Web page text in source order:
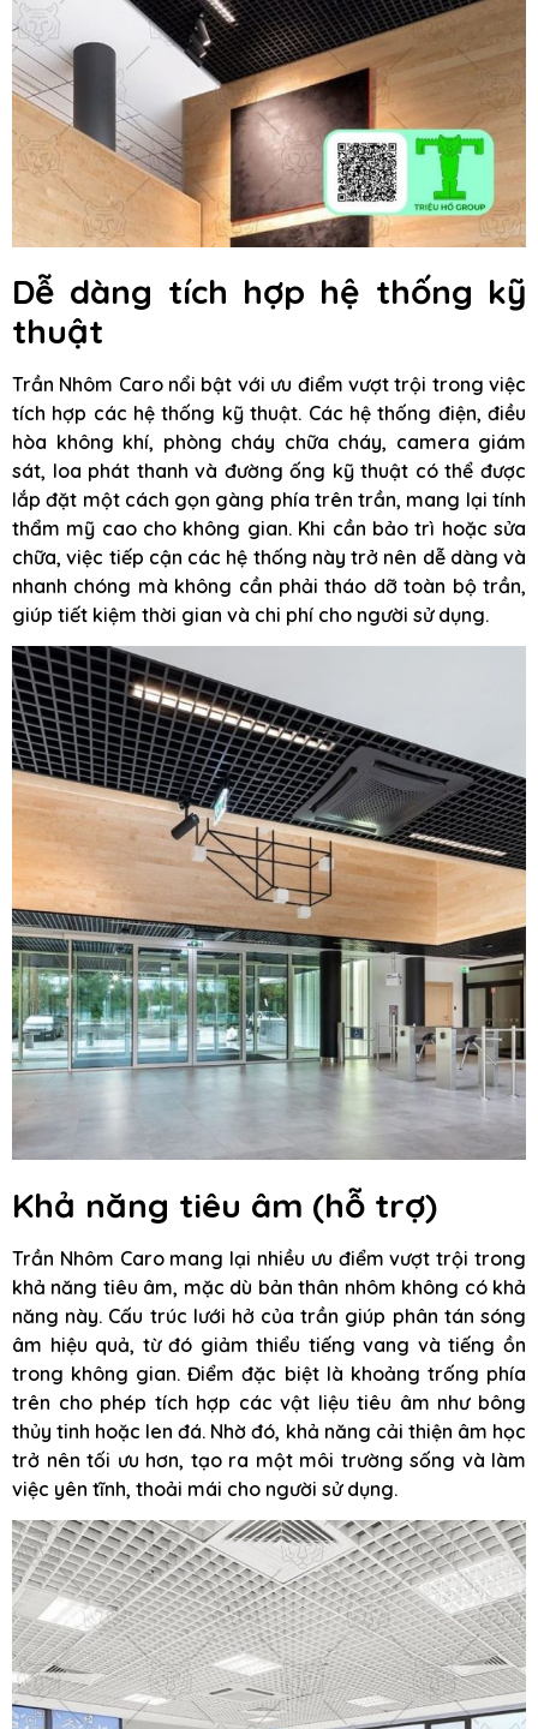
Dễ dàng tích hợp hệ thống kỹ
thuật
Trần Nhôm Caro nổi bật với ưu điểm vượt trội trong việc
tích hợp các hệ thống kỹ thuật. Các hệ thống điện, điều
hòa không khí, phòng cháy chữa cháy, camera giám
sát, loa phát thanh và đường ống kỹ thuật có thể được
lắp đặt một cách gọn gàng phía trên trần, mang lại tính
thẩm mỹ cao cho không gian. Khi cần bảo trì hoặc sửa
chữa, việc tiếp cận các hệ thống này trở nên dễ dàng và
nhanh chóng mà không cần phải tháo dỡ toàn bộ trần,
giúp tiết kiệm thời gian và chi phí cho người sử dụng.
Khả năng tiêu âm (hỗ trợ)
Trần Nhôm Caro mang lại nhiều ưu điểm vượt trội trong
khả năng tiêu âm, mặc dù bản thân nhôm không có khả
năng này. Cấu trúc lưới hở của trần giúp phân tán sóng
âm hiệu quả, từ đó giảm thiểu tiếng vang và tiếng ồn
trong không gian. Điểm đặc biệt là khoảng trống phía
trên cho phép tích hợp các vật liệu tiêu âm như bông
thủy tinh hoặc len đá. Nhờ đó, khả năng cải thiện âm học
trở nên tối ưu hơn, tạo ra một môi trường sống và làm
việc yên tĩnh, thoải mái cho người sử dụng.